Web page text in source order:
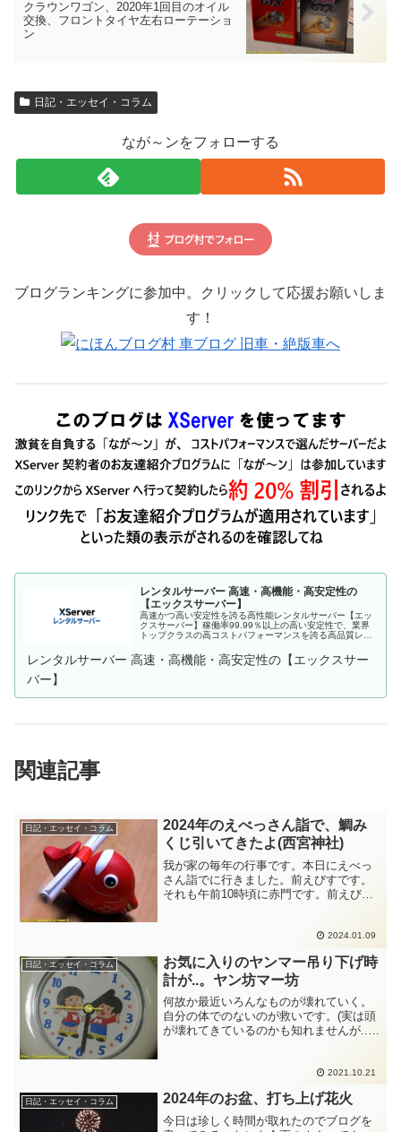
クラウンワゴン、2020年1回目のオイル
交換、フロントタイヤ左右ローテーショ
ン
日記・エッセイ・コラム
なが～ンをフォローする
ブログランキングに参加中。クリックして応援お願いしま
す！
レンタルサーバー 高速・高機能・高安定性の
【エックスサーバー】
高速かつ高い安定性を誇る高性能レンタルサーバー【エッ
クスサーバー】稼働率99.99％以上の高い安定性で、業界
トップクラスの高コストパフォーマンスを誇る高品質レン
無料お試し10日間。
レンタルサーバー 高速・高機能・高安定性の【エックスサー
バー】
関連記事
日記・エッセイ・コラム
2024年のえべっさん詣で、鯛み
くじ引いてきたよ(西宮神社)
我が家の毎年の行事です。本日にえべっ
さん詣でに行きました。前えびすです。
それも午前10時頃に赤門です。前えびす
ころは、まだ陳列中だったりします。警
2024.01.09
日記・エッセイ・コラム
お気に入りのヤンマー吊り下げ時
計が..。ヤン坊マー坊
何故か最近いろんなものが壊れていく。
自分の体でのないのが救いです。(実は頭
が壊れてきているのかも知れませんが....)
するってどういうこと？もしや、SF小説
の近未来で登...
2021.10.21
日記・エッセイ・コラム 2024年のお盆、打ち上げ花火
今日は珍しく時間が取れたのでブログを